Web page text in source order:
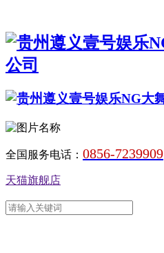
全国服务电话： 0856-7239909
天猫旗舰店